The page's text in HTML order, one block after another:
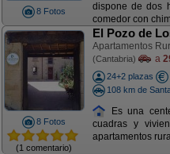
8 Fotos
dispone de dos
comedor con
8 Fotos
(1 comentario)
El Pozo de
Apartamentos
(Cantabria) a
24+2 plazas
108 km de
Es una
cuadras y
apartamentos